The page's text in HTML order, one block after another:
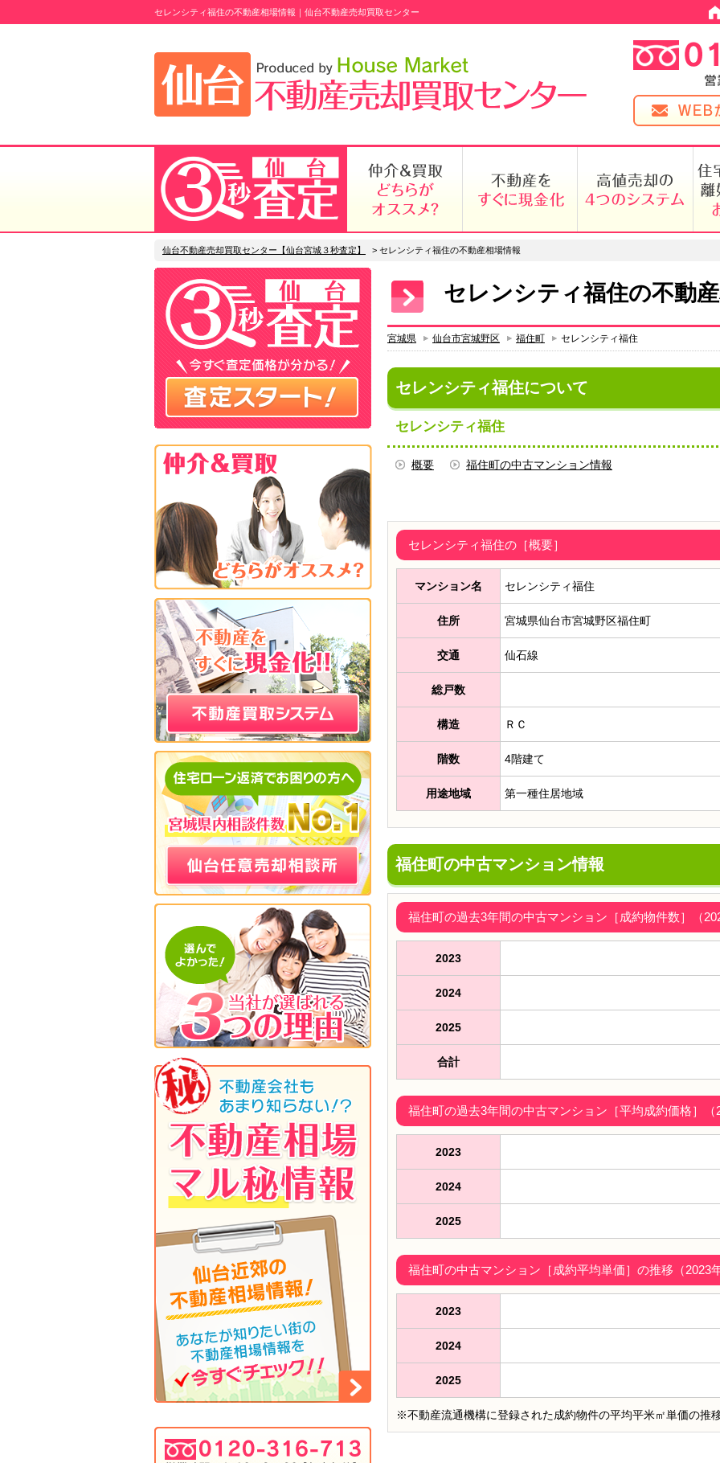
セレンシティ福住の不動産相場情報｜仙台不動産売却買取センター
仙台不動産売却買取センター【仙台宮城３秒査定】 > セレンシティ福住の不動産相場情報
セレンシティ福住の不動
宮城県 仙台市宮城野区 福住町 セレンシティ福住
セレンシティ福住について
セレンシティ福住
概要 福住町の中古マンション情報
セレンシティ福住の［概要］
マンション名 セレンシティ福住
住所 宮城県仙台市宮城野区福住町
交通 仙石線
総戸数
構造 ＲＣ
階数 4階建て
用途地域 第一種住居地域
福住町の中古マンション情報
福住町の過去3年間の中古マンション［成約物件数］（
2023
2024
2025
合計
福住町の過去3年間の中古マンション［平均成約価格］（
2023
2024
2025
福住町の中古マンション［成約平均単価］の推移（2023
2023
2024
2025
※不動産流通機構に登録された成約物件の平均平米㎡単価の推